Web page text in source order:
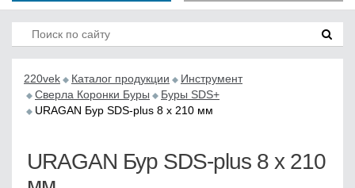
220vek Каталог продукции
Инструмент
Сверла Коронки Буры
Буры SDS+
URAGAN Бур SDS-plus 8 х 210 мм
URAGAN Бур SDS-plus 8 х 210